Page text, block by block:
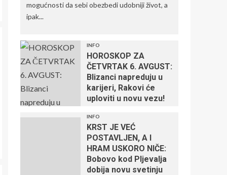
mogućnosti da sebi obezbedi udobniji život, a
ipak...
INFO
HOROSKOP ZA
ČETVRTAK 6. AVGUST:
Blizanci napreduju u
karijeri, Rakovi će
uploviti u novu vezu!
INFO
KRST JE VEĆ
POSTAVLJEN, A I
HRAM USKORO NIČE:
Bobovo kod Pljevalja
dobija novu svetinju